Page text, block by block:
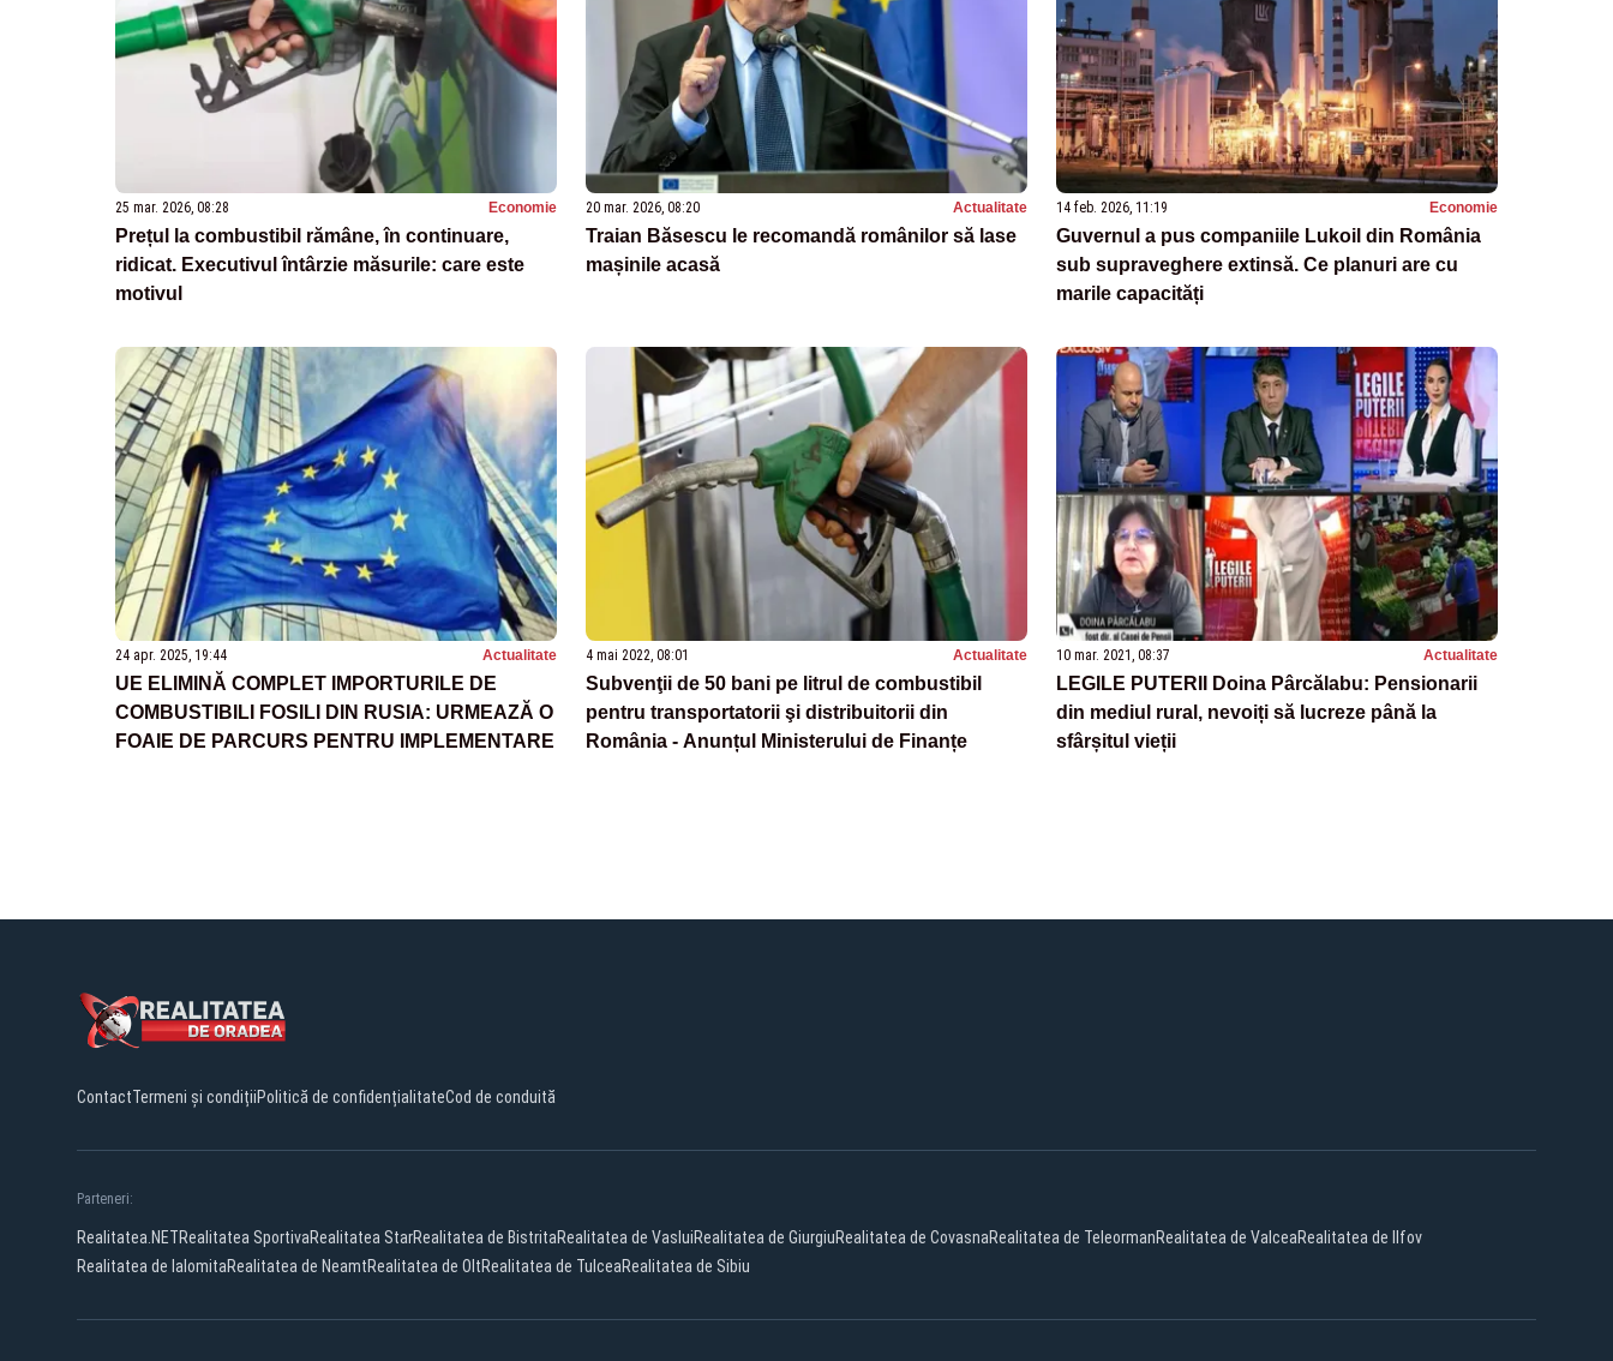
25 mar. 2026, 08:28 Economie
Prețul la combustibil rămâne, în continuare,
ridicat. Executivul întârzie măsurile: care este
motivul
20 mar. 2026, 08:20 Actualitate
Traian Băsescu le recomandă românilor să lase
mașinile acasă
14 feb. 2026, 11:19 Economie
Guvernul a pus companiile Lukoil din România
sub supraveghere extinsă. Ce planuri are cu
marile capacități
24 apr. 2025, 19:44 Actualitate
UE ELIMINĂ COMPLET IMPORTURILE DE
COMBUSTIBILI FOSILI DIN RUSIA: URMEAZĂ O
FOAIE DE PARCURS PENTRU IMPLEMENTARE
4 mai 2022, 08:01 Actualitate
Subvenţii de 50 bani pe litrul de combustibil
pentru transportatorii şi distribuitorii din
România - Anunțul Ministerului de Finanțe
10 mar. 2021, 08:37 Actualitate
LEGILE PUTERII Doina Pârcălabu: Pensionarii
din mediul rural, nevoiți să lucreze până la
sfârșitul vieții
ContactTermeni și condițiiPolitică de confidențialitateCod de conduită
Parteneri:
Realitatea.NETRealitatea SportivaRealitatea StarRealitatea de BistritaRealitatea de VasluiRealitatea de GiurgiuRealitatea de CovasnaRealitatea de TeleormanRealitatea de ValceaRealitatea de Ilfov
Realitatea de IalomitaRealitatea de NeamtRealitatea de OltRealitatea de TulceaRealitatea de Sibiu